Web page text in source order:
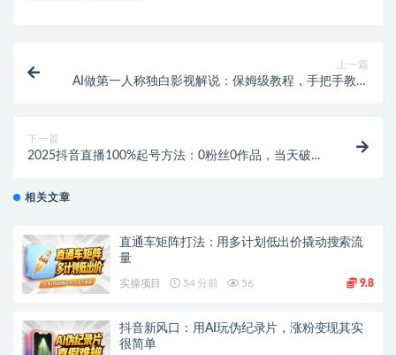
上一篇
AI做第一人称独白影视解说：保姆级教程，手把手教你
下一篇
2025抖音直播100%起号方法：0粉丝0作品，当天破千
相关文章
直通车矩阵打法：用多计划低出价撬动搜索流
量
实操项目 54 分前 56 9.8
抖音新风口：用AI玩伪纪录片，涨粉变现其实
很简单